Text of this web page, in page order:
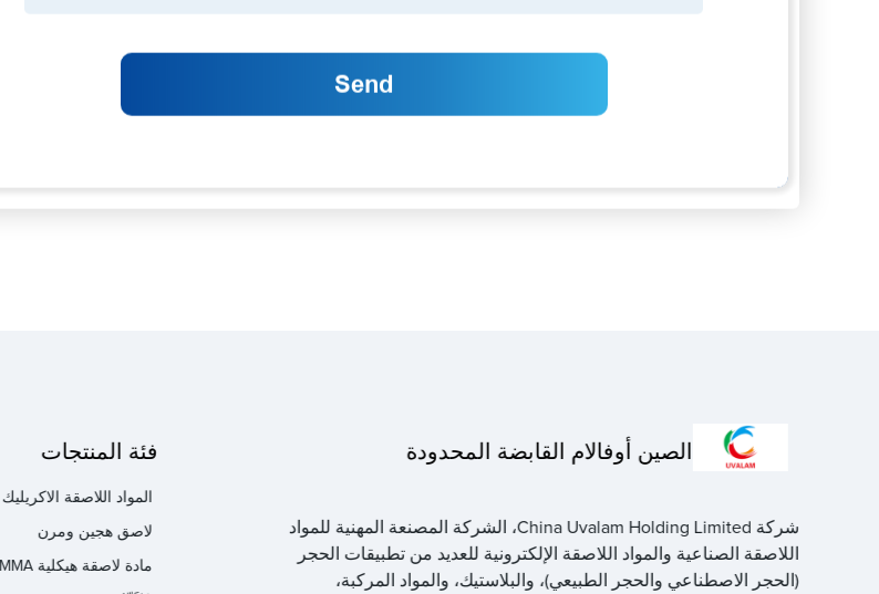
الصين أوفالام القابضة المحدودة
شركة China Uvalam Holding Limited، الشركة المصنعة المهنية للمواد
اللاصقة الصناعية والمواد اللاصقة الإلكترونية للعديد من تطبيقات الحجر
(الحجر الاصطناعي والحجر الطبيعي)، والبلاستيك، والمواد المركبة،
فئة المنتجات
المواد اللاصقة الاكريليك
لاصق هجين ومرن
مادة لاصقة هيكلية MMA